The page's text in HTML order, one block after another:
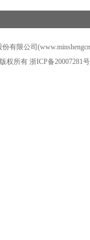
有限公司
权所有 浙ICP备20007281